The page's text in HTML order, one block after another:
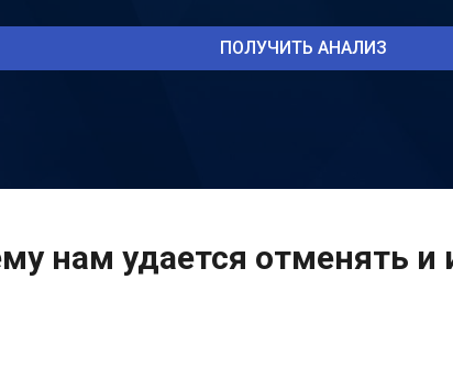
ПОЛУЧИТЬ АНАЛИЗ
нам удается отменять и